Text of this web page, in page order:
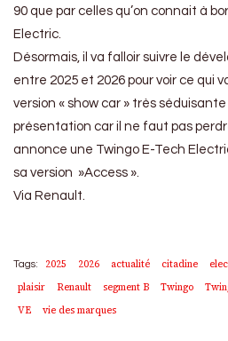
90 que par celles qu’on connait à
Electric.
Désormais, il va falloir suivre le
entre 2025 et 2026 pour voir ce qui
version « show car » très
présentation car il ne faut pas
annonce une Twingo E-Tech
sa version »Access ».
Via Renault.
Tags: 2025 2026 actualité citadine
plaisir
Renault segment B Twingo
VE
vie des marques